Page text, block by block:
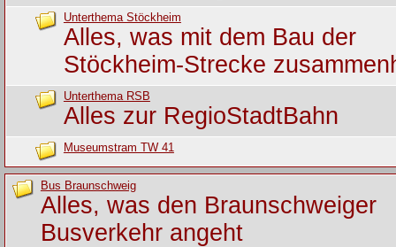
Unterthema Stöckheim
Alles, was mit dem Bau der
Stöckheim-Strecke
Unterthema RSB
Alles zur RegioStadtBahn
Museumstram TW 41
Bus Braunschweig
Alles, was den Braunschweiger
Busverkehr angeht